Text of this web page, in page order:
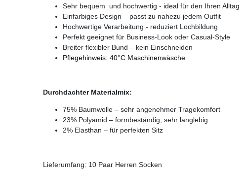
Sehr bequem und hochwertig - ideal für den Ihren Alltag
Einfarbiges Design – passt zu nahezu jedem Outfit
Hochwertige Verarbeitung - reduziert Lochbildung
Perfekt geeignet für Business-Look oder Casual-Style
Breiter flexibler Bund – kein Einschneiden
Pflegehinweis: 40°C Maschinenwäsche
Durchdachter Materialmix:
75% Baumwolle – sehr angenehmer Tragekomfort
23% Polyamid – formbeständig, sehr langlebig
2% Elasthan – für perfekten Sitz
Lieferumfang: 10 Paar Herren Socken